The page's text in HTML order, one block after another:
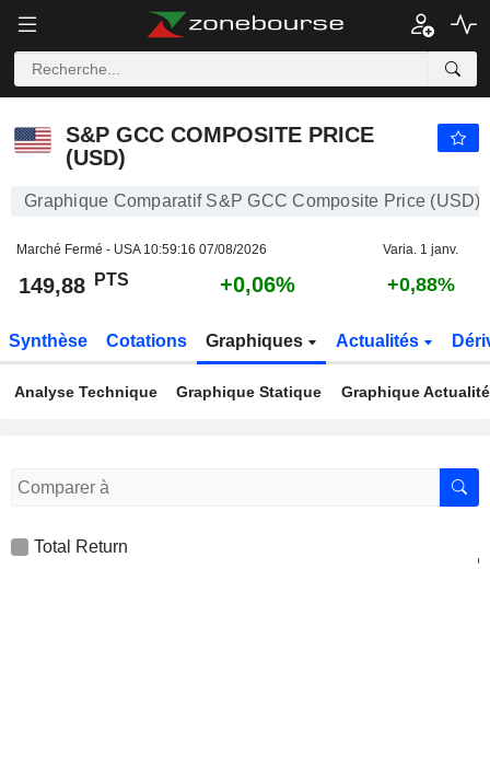
S&P GCC COMPOSITE PRICE
(USD)
Graphique Comparatif S&P GCC Composite Price (USD)
Marché Fermé - USA 10:59:16 07/08/2026 Varia. 1 janv.
149,88 PTS +0,06% +0,88%
Synthèse Cotations Graphiques Actualités
Analyse Technique Graphique Statique Graphique
Total Return